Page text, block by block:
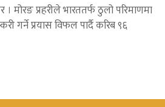
। मोरङ प्रहरीले भारततर्फ ठुलो परिमाणमा
गर्ने प्रयास विफल पार्दै करिब ९६